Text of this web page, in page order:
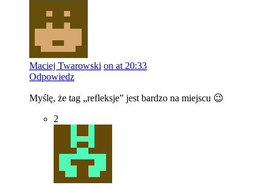
Maciej Twarowski on at 20:33
Odpowiedz
Myślę, że tag „refleksje” jest bardzo na miejscu 😉
2